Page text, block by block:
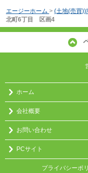
エージーホーム > (土地(売買))
北町6丁目 区画4
ホーム
会社概要
お問い合わせ
PCサイト
プライバシーポ